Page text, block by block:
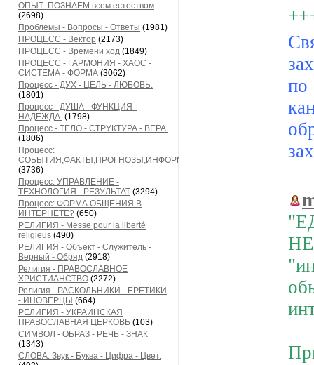
ОПЫТ: ПОЗНАЁМ всем естеством
(2698)
Проблемы - Вопросы - Ответы (1981)
ПРОЦЕСС - Вектор (2173)
ПРОЦЕСС - Времени ход (1849)
ПРОЦЕСС - ГАРМОНИЯ - ХАОС -
СИСТЕМА - ФОРМА (3062)
Процесс - ДУХ - ЦЕЛЬ - ЛЮБОВЬ.
(1801)
Процесс - ДУША - ФУНКЦИЯ -
НАДЕЖДА. (1798)
Процесс - ТЕЛО - СТРУКТУРА - ВЕРА.
(1806)
Процесс:
СОБЫТИЯ,ФАКТЫ,ПРОГНОЗЫ,ИНФОРМАЦИЯ
(3736)
Процесс: УПРАВЛЕНИЕ -
ТЕХНОЛОГИЯ - РЕЗУЛЬТАТ (3294)
Процесс: ФОРМА ОБЩЕНИЯ В
ИНТЕРНЕТЕ? (650)
РЕЛИГИЯ - Messe pour la liberté
religieus (490)
РЕЛИГИЯ - Объект - Служитель -
Верный - Обряд (2918)
Религия - ПРАВОСЛАВНОЕ
ХРИСТИАНСТВО (2272)
Религия - РАСКОЛЬНИКИ - ЕРЕТИКИ
- ИНОВЕРЦЫ (664)
РЕЛИГИЯ - УКРАИНСКАЯ
ПРАВОСЛАВНАЯ ЦЕРКОВЬ (103)
СИМВОЛ - ОБРАЗ - РЕЧЬ - ЗНАК
(1343)
СЛОВА: Звук - Буква - Цифра - Цвет.